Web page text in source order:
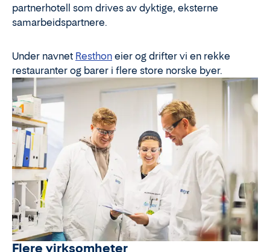
partnerhotell som drives av dyktige, eksterne
samarbeidspartnere.
Under navnet Resthon eier og drifter vi en rekke
restauranter og barer i flere store norske byer.
Flere virksomheter